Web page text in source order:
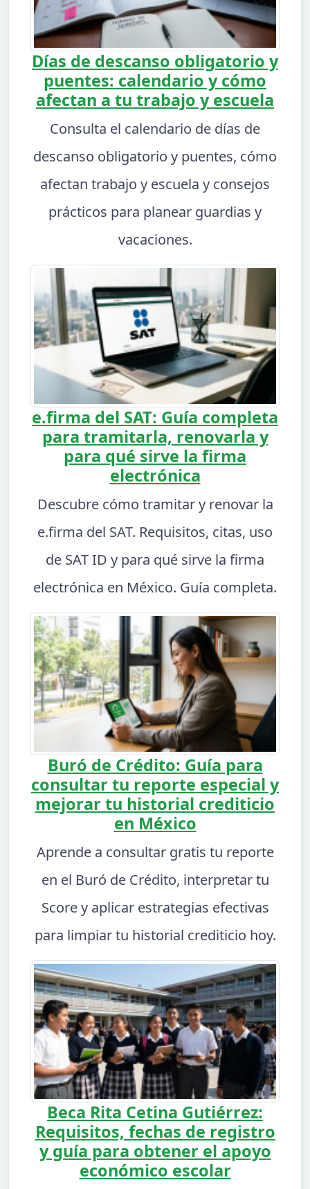
Días de descanso obligatorio y
puentes: calendario y cómo
afectan a tu trabajo y escuela
Consulta el calendario de días de
descanso obligatorio y puentes, cómo
afectan trabajo y escuela y consejos
prácticos para planear guardias y
vacaciones.
e.firma del SAT: Guía completa
para tramitarla, renovarla y
para qué sirve la firma
electrónica
Descubre cómo tramitar y renovar la
e.firma del SAT. Requisitos, citas, uso
de SAT ID y para qué sirve la firma
electrónica en México. Guía completa.
Buró de Crédito: Guía para
consultar tu reporte especial y
mejorar tu historial crediticio
en México
Aprende a consultar gratis tu reporte
en el Buró de Crédito, interpretar tu
Score y aplicar estrategias efectivas
para limpiar tu historial crediticio hoy.
Beca Rita Cetina Gutiérrez:
Requisitos, fechas de registro
y guía para obtener el apoyo
económico escolar